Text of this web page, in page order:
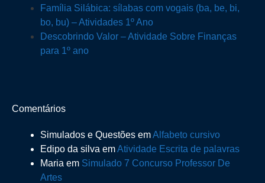
Família Silábica: sílabas com vogais (ba, be, bi,
bo, bu) – Atividades 1º Ano
Descobrindo Valor – Atividade Sobre Finanças
para 1º ano
Comentários
Simulados e Questões emAlfabeto cursivo
Edipo da silva emAtividade Escrita de palavras
Maria em Simulado 7 Concurso Professor De
Artes